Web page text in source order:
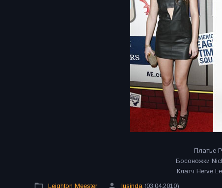
Платье
Босоножки
Клатч Herve
Leighton Meester
lusinda (03.04.2010)